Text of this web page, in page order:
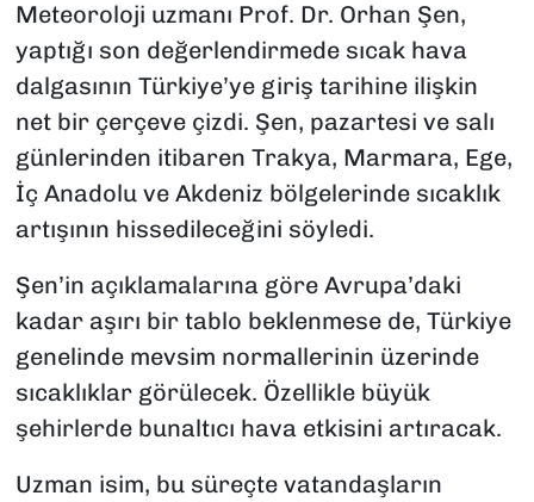
Meteoroloji uzmanı Prof. Dr. Orhan Şen,
yaptığı son değerlendirmede sıcak hava
dalgasının Türkiye’ye giriş tarihine ilişkin
net bir çerçeve çizdi. Şen, pazartesi ve salı
günlerinden itibaren Trakya, Marmara, Ege,
İç Anadolu ve Akdeniz bölgelerinde sıcaklık
artışının hissedileceğini söyledi.
Şen’in açıklamalarına göre Avrupa’daki
kadar aşırı bir tablo beklenmese de, Türkiye
genelinde mevsim normallerinin üzerinde
sıcaklıklar görülecek. Özellikle büyük
şehirlerde bunaltıcı hava etkisini artıracak.
Uzman isim, bu süreçte vatandaşların